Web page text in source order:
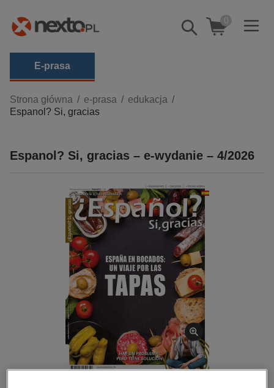
Pokaż/schowaj
wyszukiwarkę
0
E-prasa
Kategorie
Zobacz wszystkie E-prasa
biznesowe, branżowe, gospodarka
dzienniki
edukacja
hobby, sport, rozrywka
komputery, internet, technologie, informatyka
kobiece, lifestyle, kultura
polityka, społeczno-informacyjne
psychologiczne
popularno-naukowe
Strona główna e-prasa
edukacja
Espanol? Si, gracias
Espanol? Si, gracias – e-wydanie – 4/2026